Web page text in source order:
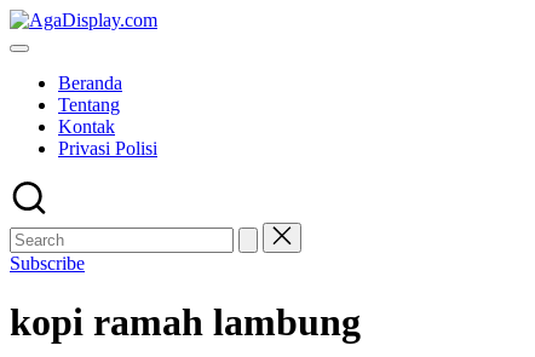
Skip
to
Beranda
Tentang
Kontak
Privasi Polisi
Subscribe
kopi ramah lambung